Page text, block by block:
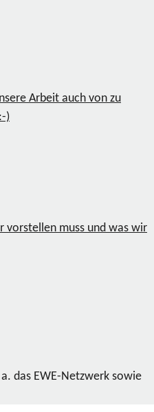
Arbeit auch von zu
)
vorstellen muss und was wir
das EWE-Netzwerk sowie